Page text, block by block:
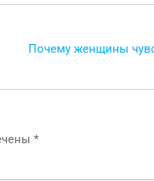
Почему женщины
*